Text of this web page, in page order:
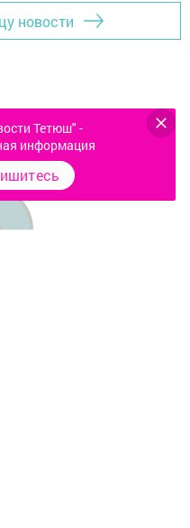
новости
Тетюш" -
информация